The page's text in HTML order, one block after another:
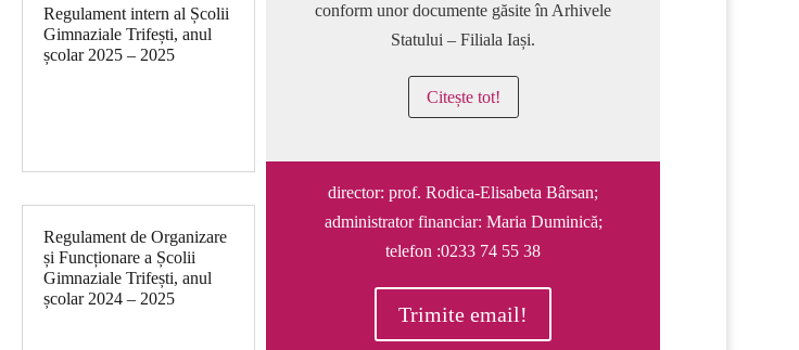
Regulament intern al Școlii
Gimnaziale Trifești, anul
școlar 2025 – 2025
Regulament de Organizare
și Funcționare a Școlii
Gimnaziale Trifești, anul
școlar 2024 – 2025
conform unor documente găsite în Arhivele
Statului – Filiala Iași.
Citește tot!
director: prof. Rodica-Elisabeta Bârsan;
administrator financiar: Maria Duminică;
telefon :0233 74 55 38
Trimite email!